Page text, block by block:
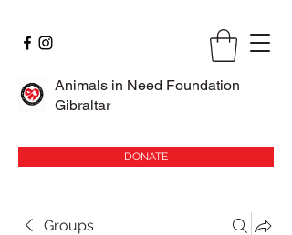
Animals in Need Foundation
Gibraltar
DONATE
Groups